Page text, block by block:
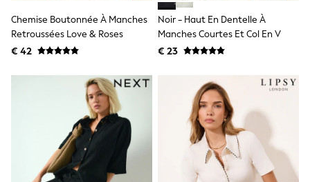
Skechers
GIRLS
New In
New in from Next
Trending: Top & Short Sets
Trending: Clogs
Toy Story
THE SET
50 - 92cm
98 - 110cm
116 - 134cm
140 - 174cm
Chemise Boutonnée À Manches
Retroussées Love & Roses
€ 42
Noir - Haut En Dentelle À
Manches Courtes Et Col En V
€ 23